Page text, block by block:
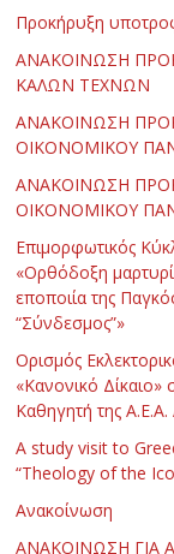
Προκήρυξη
ΑΝΑΚΟΙΝΩΣΗ
ΚΑΛΩΝ ΤΕΧΝΩΝ
ΑΝΑΚΟΙΝΩΣΗ
ΟΙΚΟΝΟΜΙΚΟΥ
ΑΝΑΚΟΙΝΩΣΗ
ΟΙΚΟΝΟΜΙΚΟΥ
Επιμορφωτικός
«Ορθόδοξη
εποποιία της
“Σύνδεσμος”»
Ορισμός
«Κανονικό Δίκαιο»
Καθηγητή της
Α study visit to
“Theology of the
Ανακοίνωση
ΑΝΑΚΟΙΝΩΣΗ ΓΙΑ